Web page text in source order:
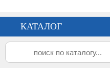
КАТАЛОГ